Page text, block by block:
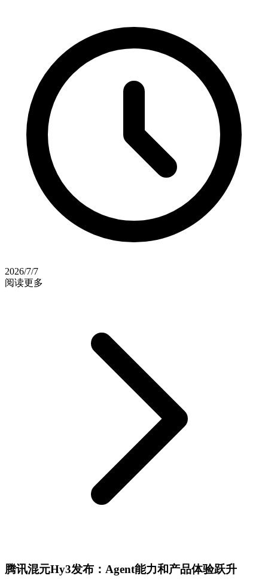
2026/7/7
阅读更多
腾讯混元Hy3发布：Agent能力和产品体验跃升